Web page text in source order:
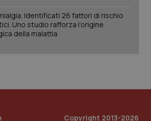
Identificati 26 fattori di rischio
Uno studio rafforza l’origine
della malattia
Copyright 2013-2026
PHP.net
www.quotidianosanita.it